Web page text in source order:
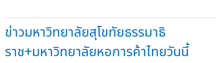
ข่าวมหาวิทยาลัยสุโขทัยธรรมาธิ
ราช+มหาวิทยาลัยหอการค้าไทยวันนี้